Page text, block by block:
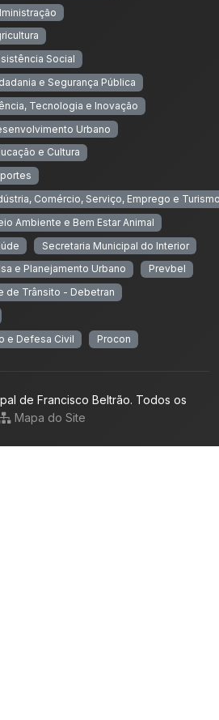
Social
e Segurança Pública
Tecnologia e Inovação
Urbano
e Cultura
Comércio, Serviço, Emprego e
Ambiente e Bem Estar Animal
Secretaria Municipal do Interior
e Planejamento Urbano
Prevbel
de Trânsito - Debetran
e Defesa Civil
Procon
de Francisco Beltrão. Todos os
Mapa do Site